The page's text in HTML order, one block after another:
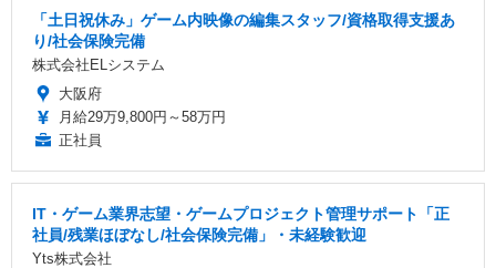
「土日祝休み」ゲーム内映像の編集スタッフ/資格取得支援あ
り/社会保険完備
株式会社ELシステム
大阪府
月給29万9,800円～58万円
正社員
IT・ゲーム業界志望・ゲームプロジェクト管理サポート「正
社員/残業ほぼなし/社会保険完備」・未経験歓迎
Yts株式会社